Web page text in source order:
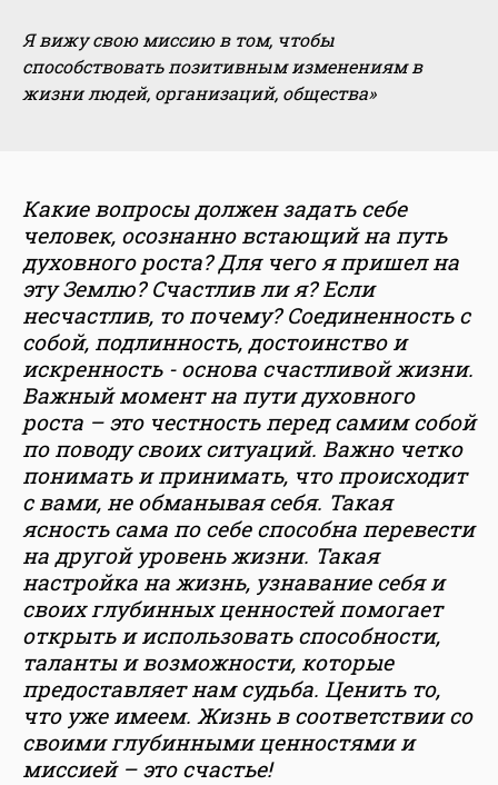
Я вижу свою миссию в том, чтобы
способствовать позитивным изменениям в
жизни людей, организаций, общества»
Какие вопросы должен задать себе
человек, осознанно встающий на путь
духовного роста? Для чего я пришел на
эту Землю? Счастлив ли я? Если
несчастлив, то почему? Соединенность с
собой, подлинность, достоинство и
искренность - основа счастливой жизни.
Важный момент на пути духовного
роста – это честность перед самим собой
по поводу своих ситуаций. Важно четко
понимать и принимать, что происходит
с вами, не обманывая себя. Такая
ясность сама по себе способна перевести
на другой уровень жизни. Такая
настройка на жизнь, узнавание себя и
своих глубинных ценностей помогает
открыть и использовать способности,
таланты и возможности, которые
предоставляет нам судьба. Ценить то,
что уже имеем. Жизнь в соответствии со
своими глубинными ценностями и
миссией – это счастье!